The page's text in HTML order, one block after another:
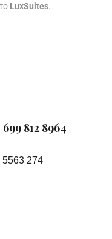
LuxSuites.
812 8964
5563 274